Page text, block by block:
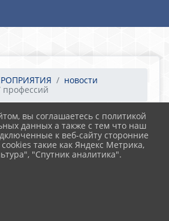
новости
13
«ШОУ профессий
вы соглашаетесь с политикой
данных а также с тем что наш
к веб-сайту сторонние
такие как Яндекс Метрика,
"Спутник аналитика".